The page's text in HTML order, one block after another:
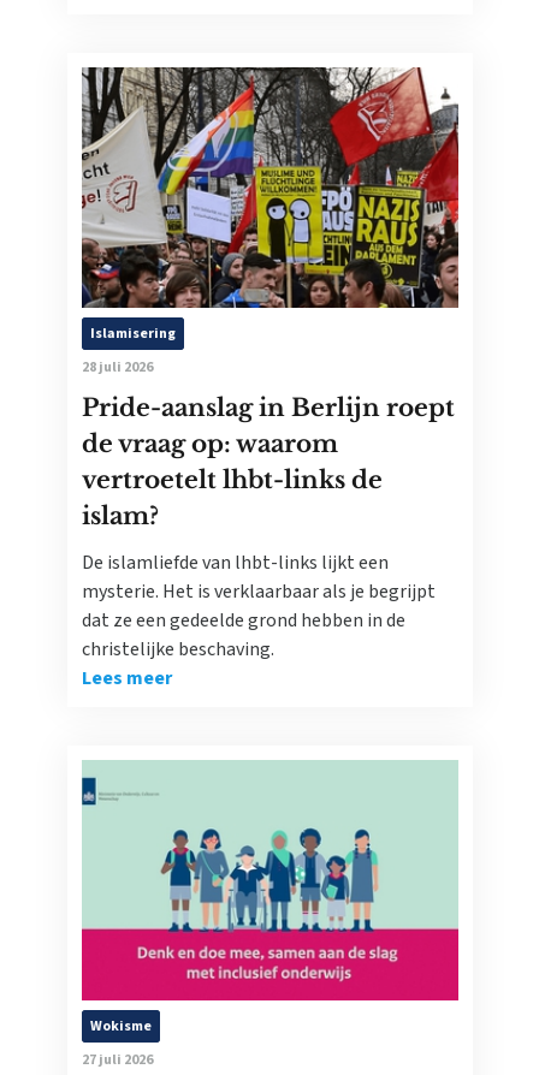
Islamisering
28 juli 2026
Pride-aanslag in Berlijn roept
de vraag op: waarom
vertroetelt lhbt-links de
islam?
De islamliefde van lhbt-links lijkt een
mysterie. Het is verklaarbaar als je begrijpt
dat ze een gedeelde grond hebben in de
christelijke beschaving.
Lees meer
Wokisme
27 juli 2026